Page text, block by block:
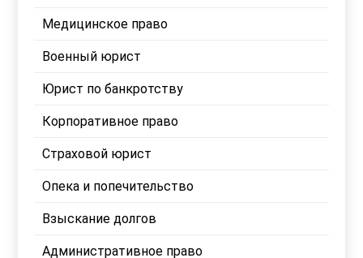
Медицинское право
Военный юрист
Юрист по банкротству
Корпоративное право
Страховой юрист
Опека и попечительство
Взыскание долгов
Административное право